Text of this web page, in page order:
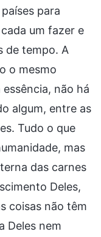
para
um fazer e
de tempo. A
o mesmo
não há
algum, entre as
Tudo o que
mas
das carnes
Deles,
coisas não têm
Deles nem